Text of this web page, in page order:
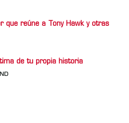
que reúne a Tony Hawk y otras
de tu propia historia